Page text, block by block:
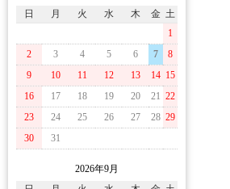
日
月 火 水 木 金 土
1
2
3 4 5 6 7
8
9
10 11 12 13 14 15
16
17 18 19 20 21 22
23
24 25 26 27 28 29
30
31
2026年9月